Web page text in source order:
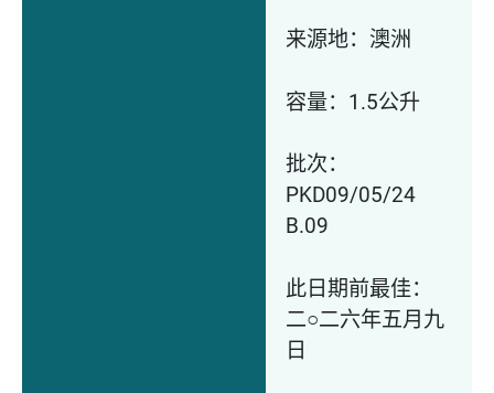
来源地：澳洲
容量：1.5公升
批次：
PKD09/05/24
B.09
此日期前最佳：
二○二六年五月九
日